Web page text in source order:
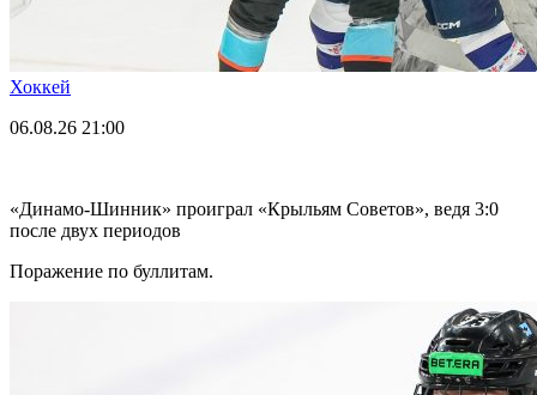
Хоккей
06.08.26 21:00
«Динамо-Шинник» проиграл «Крыльям Советов», ведя 3:0
после двух периодов
Поражение по буллитам.